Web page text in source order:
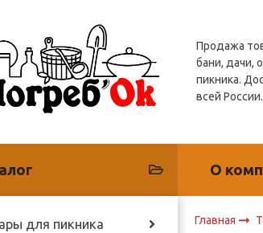
Продажа
бани, дачи,
пикника.
всей России.
О
для пикника Главная